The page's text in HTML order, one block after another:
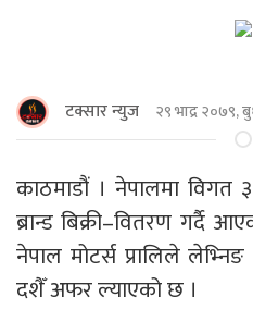
टक्सार न्युज २९ भाद्र २०७९,
काठमाडौं । नेपालमा विगत
ब्रान्ड बिक्री–वितरण गर्दै
नेपाल मोटर्स प्रालिले
दशैँ अफर ल्याएको छ ।